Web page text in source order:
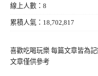
線上人數：8
累積人氣：18,702,817
喜歡吃喝玩樂 每篇文章皆為
文章僅供參考